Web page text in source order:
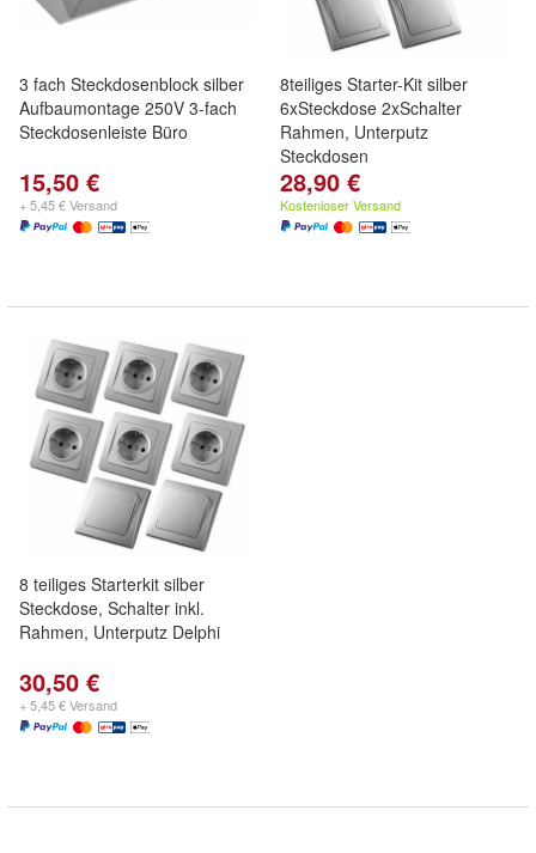
3 fach Steckdosenblock silber
Aufbaumontage 250V 3-fach
Steckdosenleiste Büro
15,50 €
+ 5,45 € Versand
8teiliges Starter-Kit silber
6xSteckdose 2xSchalter
Rahmen, Unterputz
Steckdosen
28,90 €
Kostenloser Versand
8 teiliges Starterkit silber
Steckdose, Schalter inkl.
Rahmen, Unterputz Delphi
30,50 €
+ 5,45 € Versand